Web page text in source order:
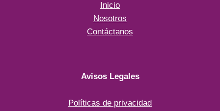
Inicio
Nosotros
Contáctanos
Avisos Legales
Políticas de privacidad